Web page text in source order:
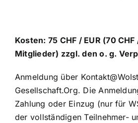
Kosten: 75 CHF / EUR (70
Mitglieder) zzgl. den o. g.
Anmeldung über
Gesellschaft.Org. Die
Zahlung oder Einzug (nur für
der vollständigen Teilnehmer-